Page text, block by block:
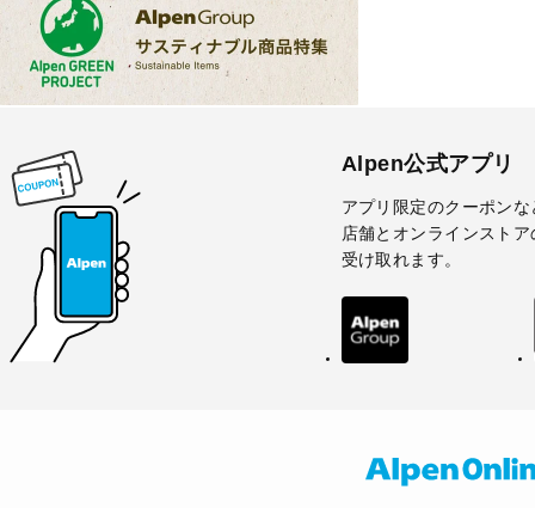
Alpen公式アプリ
アプリ限定のクーポンな
店舗とオンラインスト
受け取れます。